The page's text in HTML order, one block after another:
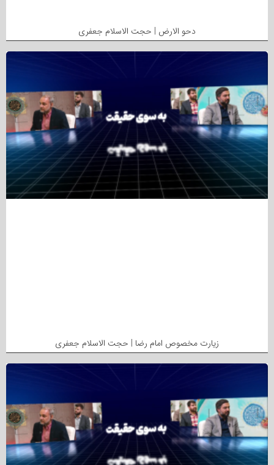
دحو الارض | حجت الاسلام جعفری
زیارت مخصوص امام رضا | حجت الاسلام جعفری